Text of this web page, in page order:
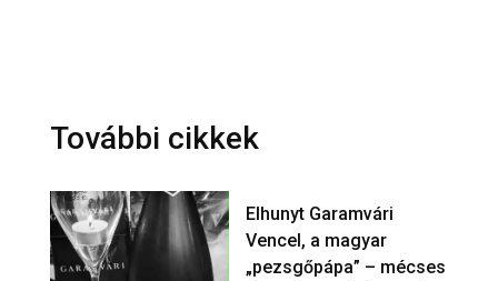
További cikkek
Elhunyt Garamvári
Vencel, a magyar
„pezsgőpápa” – mécses